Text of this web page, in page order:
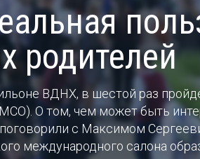
родителей
ВДНХ, в шестой раз
О том, чем может быть
с Максимом
международного салона